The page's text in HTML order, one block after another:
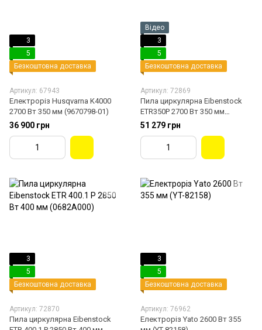
3
5
Безкоштовна доставка
Артикул: 67943
Електроріз Husqvarna K4000
2700 Вт 350 мм (9670798-01)
36 900 грн
Відео
3
5
Безкоштовна доставка
Артикул: 72869
Пила циркулярна Eibenstock
ETR350P 2700 Вт 350 мм
(06818000)
51 279 грн
3
5
Безкоштовна доставка
Артикул: 72870
Пила циркулярна Eibenstock
3
5
Безкоштовна доставка
Артикул: 76962
Електроріз Yato 2600 Вт 355